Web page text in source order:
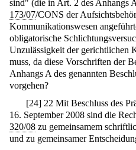
sind" (die in Art. 2 des Anhangs
173/07/CONS der
Kommunikationswesen
obligatorische
Unzulässigkeit der gerichtlichen
muss, da diese Vorschriften der
Anhangs A des genannten
vorgehen?
[24] 22 Mit Beschluss des
16. September 2008 sind die
320/08 zu gemeinsamem
und zu gemeinsamer